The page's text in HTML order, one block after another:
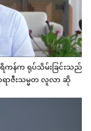
န်က ရုပ်သိမ်းခြင်းသည်
ရာဇီးသမ္မတ လူလာ ဆို